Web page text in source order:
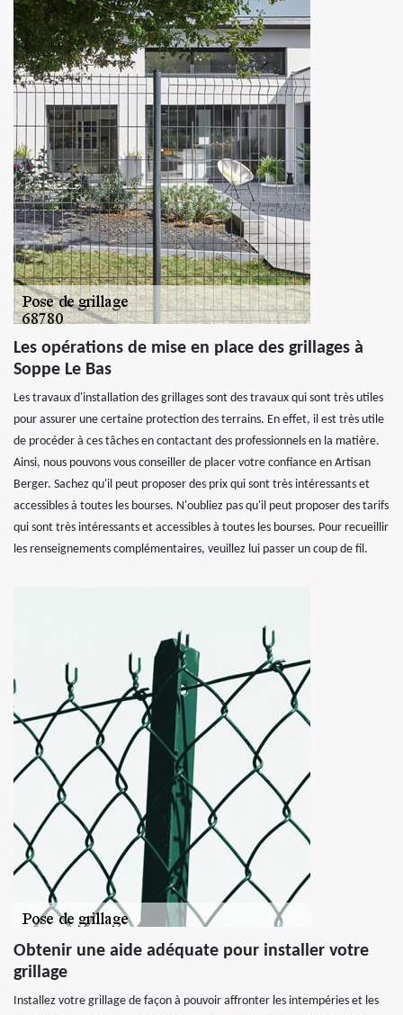
Les opérations de mise en place des grillages à
Soppe Le Bas
Les travaux d'installation des grillages sont des travaux qui sont très utiles
pour assurer une certaine protection des terrains. En effet, il est très utile
de procéder à ces tâches en contactant des professionnels en la matière.
Ainsi, nous pouvons vous conseiller de placer votre confiance en Artisan
Berger. Sachez qu'il peut proposer des prix qui sont très intéressants et
accessibles à toutes les bourses. N'oubliez pas qu'il peut proposer des tarifs
qui sont très intéressants et accessibles à toutes les bourses. Pour recueillir
les renseignements complémentaires, veuillez lui passer un coup de fil.
Obtenir une aide adéquate pour installer votre
grillage
Installez votre grillage de façon à pouvoir affronter les intempéries et les